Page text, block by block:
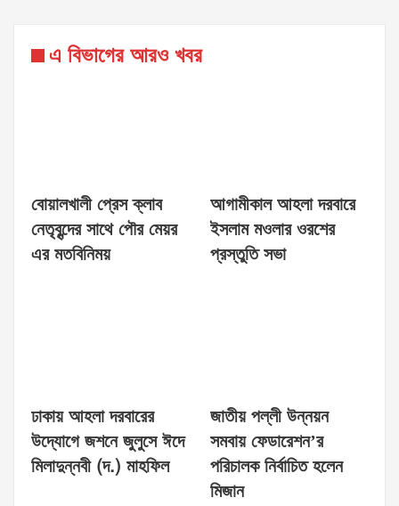
এ বিভাগের আরও খবর
বোয়ালখালী প্রেস ক্লাব
নেতৃবৃন্দের সাথে পৌর মেয়র
এর মতবিনিময়
আগামীকাল আহলা দরবারে
ইসলাম মওলার ওরশের
প্রস্তুতি সভা
ঢাকায় আহলা দরবারের
উদ্যোগে জশনে জুলুসে ঈদে
মিলাদুন্নবী (দ.) মাহফিল
জাতীয় পল্লী উন্নয়ন
সমবায় ফেডারেশন’র
পরিচালক নির্বাচিত হলেন
মিজান